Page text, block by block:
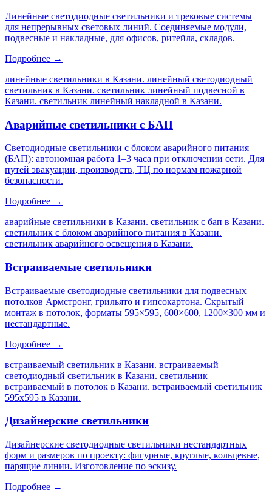
Линейные светодиодные светильники и трековые системы
для непрерывных световых линий. Соединяемые модули,
подвесные и накладные, для офисов, ритейла, складов.
Подробнее →
линейные светильники в Казани. линейный светодиодный
светильник в Казани. светильник линейный подвесной в
Казани. светильник линейный накладной в Казани.
Аварийные светильники с БАП
Светодиодные светильники с блоком аварийного питания
(БАП): автономная работа 1–3 часа при отключении сети. Для
путей эвакуации, производств, ТЦ по нормам пожарной
безопасности.
Подробнее →
аварийные светильники в Казани. светильник с бап в Казани.
светильник с блоком аварийного питания в Казани.
светильник аварийного освещения в Казани.
Встраиваемые светильники
Встраиваемые светодиодные светильники для подвесных
потолков Армстронг, грильято и гипсокартона. Скрытый
монтаж в потолок, форматы 595×595, 600×600, 1200×300 мм и
нестандартные.
Подробнее →
встраиваемый светильник в Казани. встраиваемый
светодиодный светильник в Казани. светильник
встраиваемый в потолок в Казани. встраиваемый светильник
595х595 в Казани.
Дизайнерские светильники
Дизайнерские светодиодные светильники нестандартных
форм и размеров по проекту: фигурные, круглые, кольцевые,
парящие линии. Изготовление по эскизу.
Подробнее →